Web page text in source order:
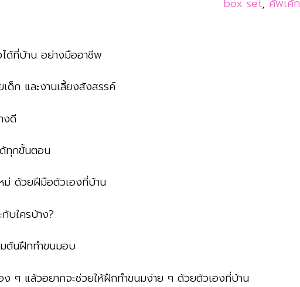
box set, คัพเค้ก
ด้ที่บ้าน อย่างมืออาชีพ
ด็ก และงานเลี้ยงสังสรรค์
งดี
ด้ทุกขั้นตอน
ด้วยฝีมือตัวเองที่บ้าน
บใครบ้าง?
มต้นฝึกทำขนมอบ
ๆ แล้วอยากจะช่วยให้ฝึกทำขนมง่าย ๆ ด้วยตัวเองที่บ้าน